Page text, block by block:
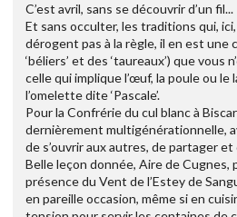
C’est avril, sans se découvrir d’un fil...
Et sans occulter, les traditions qui,
dérogent pas à la règle, il en est une
‘béliers’ et des ‘taureaux’) que vous
celle qui implique l’œuf, la poule ou le
l’omelette dite ‘Pascale’.
Pour la Confrérie du cul blanc à
dernièrement multigénérationnelle,
de s’ouvrir aux autres, de partager et
Belle leçon donnée, Aire de Cugnes,
présence du Vent de l’Estey de
en pareille occasion, même si en